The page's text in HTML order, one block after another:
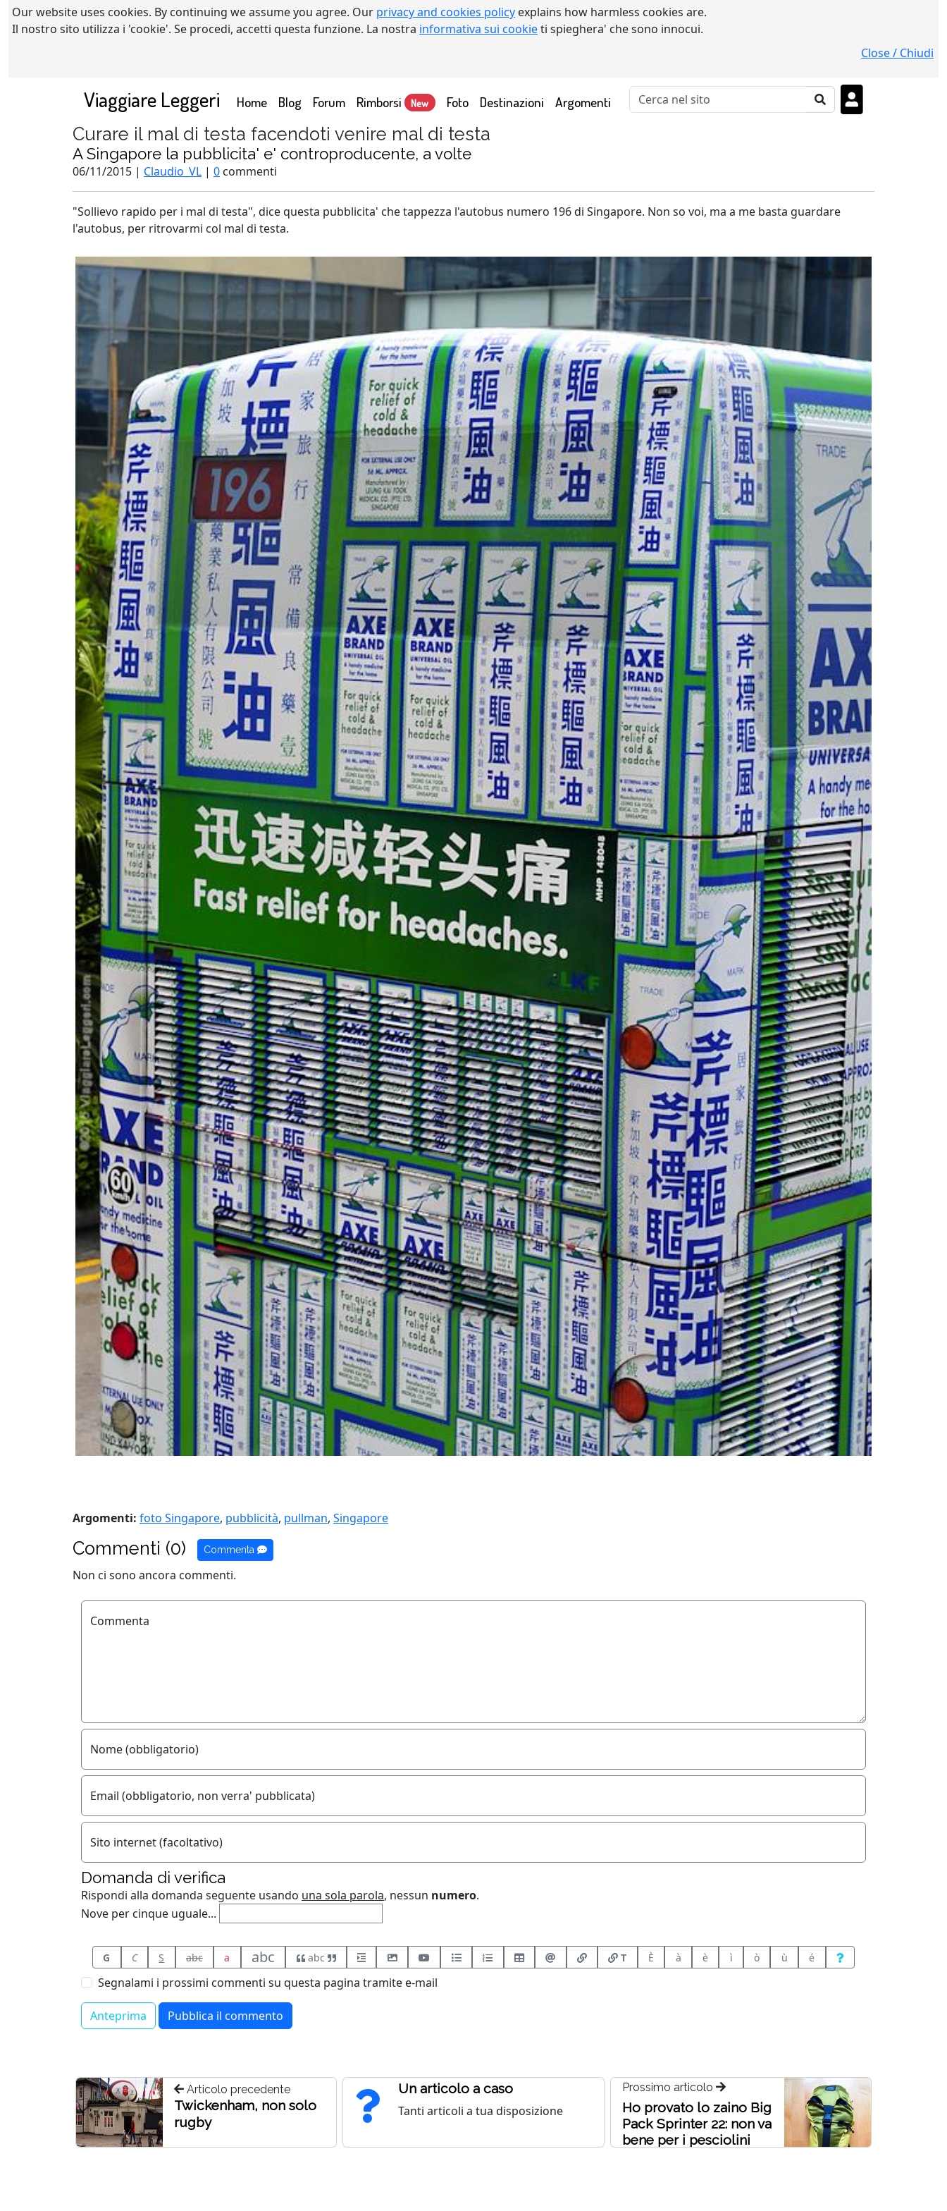
Our website uses cookies. By continuing we assume you agree. Our privacy and cookies policy explains how harmless cookies are.
Il nostro sito utilizza i 'cookie'. Se procedi, accetti questa funzione. La nostra informativa sui cookieti spieghera' che sono innocui.
Close / Chiudi
Viaggiare Leggeri Home(current)
Blog Forum Rimborsi New Foto Destinazioni Argomenti
Curare il mal di testa facendoti venire mal di testa
A Singapore la pubblicita' e' controproducente, a volte
06/11/2015 | Claudio_VL | 0 commenti
"Sollievo rapido per i mal di testa", dice questa pubblicita' che tappezza l'autobus numero 196 di Singapore. Non so voi, ma a me basta guardare
l'autobus, per ritrovarmi col mal di testa.
Argomenti: foto Singapore, pubblicità, pullman, Singapore
Commenti (0) Commenta
Non ci sono ancora commenti.
Commenta
Nome (obbligatorio)
Email (obbligatorio, non verra' pubblicata)
Sito internet (facoltativo)
Domanda di verifica
Rispondi alla domanda seguente usando una sola parola, nessun numero.
Nove per cinque uguale...
G C S abc a abc abc T È à è ì ò ù é
Segnalami i prossimi commenti su questa pagina tramite e-mail
Articolo precedente
Twickenham, non solo
rugby
Un articolo a caso
Tanti articoli a tua disposizione
Prossimo articolo
Ho provato lo zaino Big
Pack Sprinter 22: non va
bene per i pesciolini